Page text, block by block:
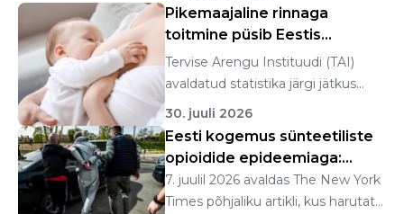
Pikemaajaline rinnaga
toitmine püsib Eestis
stabiilsena
Tervise Arengu Instituudi (TAI)
avaldatud statistika järgi jätkus
rinnapiimatoid...
30. juuli 2026
Eesti kogemus sünteetiliste
opioidide epideemiaga:
fentanüülist n...
7. juulil 2026 avaldas The New York
Times põhjaliku artikli, kus harutati